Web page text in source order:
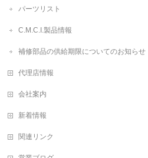
パーツリスト
C.M.C.I.製品情報
補修部品の供給期限についてのお知らせ
代理店情報
会社案内
新着情報
関連リンク